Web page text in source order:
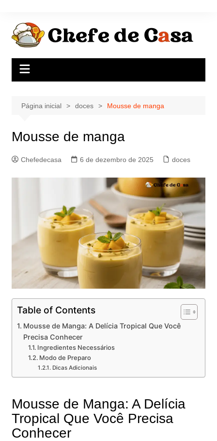
conteúdo
Página inicial doces Mousse de manga
Mousse de manga
Chefedecasa 6 de dezembro de 2025 doces
Table of Contents
Mousse de Manga: A Delícia Tropical Que Você
Precisa Conhecer
Ingredientes Necessários
Modo de Preparo
Dicas Adicionais
Mousse de Manga: A Delícia
Tropical Que Você Precisa
Conhecer